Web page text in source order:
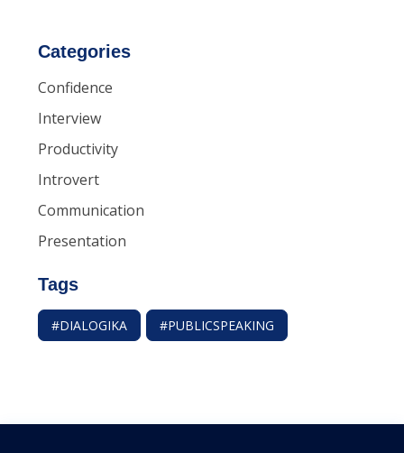
Categories
Confidence
Interview
Productivity
Introvert
Communication
Presentation
Tags
#DIALOGIKA #PUBLICSPEAKING